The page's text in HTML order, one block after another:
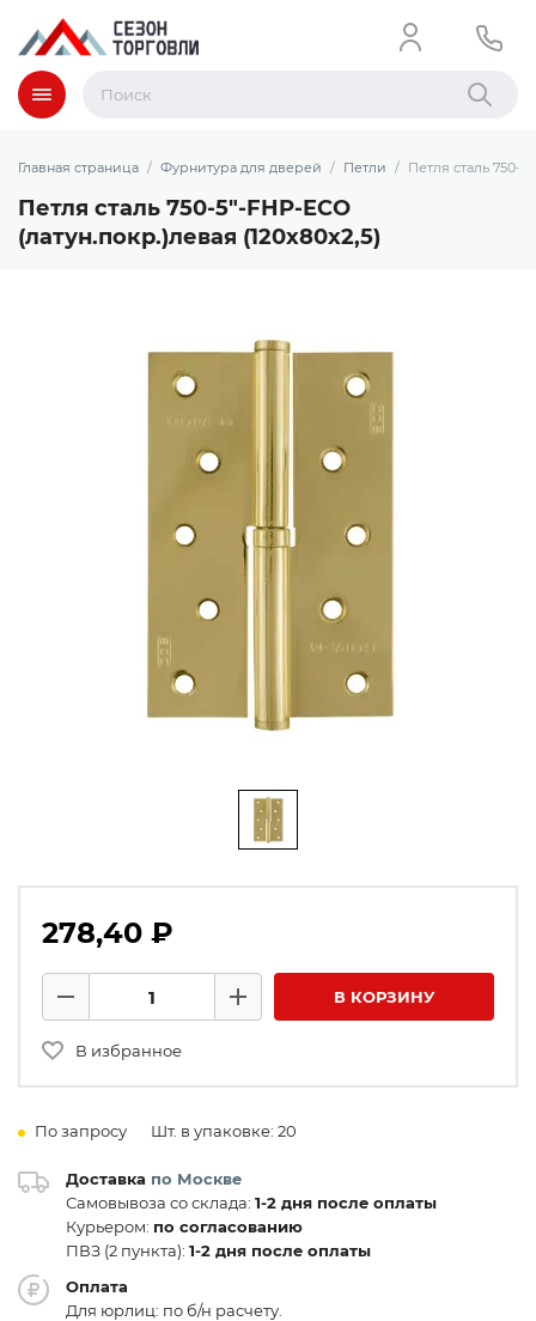
Меню Найти
Главная страница Фурнитура для дверей Петли Петля сталь 750-
Петля сталь 750-5"-FHP-ECO
(латун.покр.)левая (120х80х2,5)
278,40 ₽
Минус
Плюс В КОРЗИНУ
В избранное
По запросу Шт. в упаковке: 20
Доставка по Москве
Самовывоза со склада: 1-2 дня после оплаты
Курьером: по согласованию
ПВЗ (2 пункта): 1-2 дня после оплаты
Оплата
Для юрлиц: по б/н расчету.